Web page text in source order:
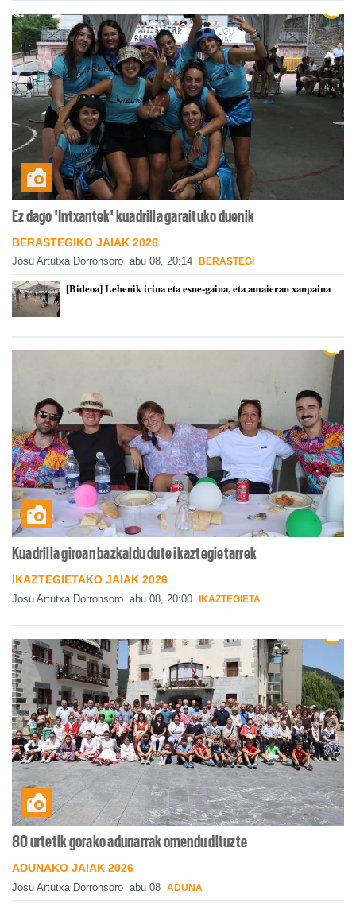
Ez dago 'Intxantek' kuadrilla garaituko duenik
BERASTEGIKO JAIAK 2026
Josu Artutxa Dorronsoro abu 08, 20:14 BERASTEGI
[Bideoa] Lehenik irina eta esne-gaina, eta amaieran xanpaina
Kuadrilla giroan bazkaldu dute ikaztegietarrek
IKAZTEGIETAKO JAIAK 2026
Josu Artutxa Dorronsoro abu 08, 20:00 IKAZTEGIETA
80 urtetik gorako adunarrak omendu dituzte
ADUNAKO JAIAK 2026
Josu Artutxa Dorronsoro abu 08 ADUNA